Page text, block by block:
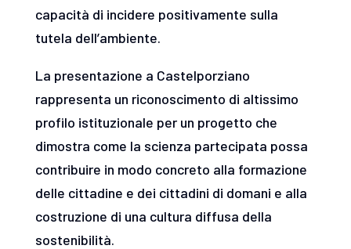
capacità di incidere positivamente sulla
tutela dell’ambiente.
La presentazione a Castelporziano
rappresenta un riconoscimento di altissimo
profilo istituzionale per un progetto che
dimostra come la scienza partecipata possa
contribuire in modo concreto alla formazione
delle cittadine e dei cittadini di domani e alla
costruzione di una cultura diffusa della
sostenibilità.